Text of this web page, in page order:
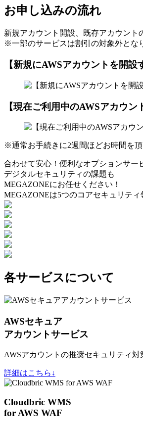
お申し込みの流れ
新規アカウント開設、既存アカウント
※一部のサービスは割引の対象外とな
【新規にAWSアカウントを開設
【現在ご利用中のAWSアカウン
※通常お手続きに2週間ほどお時間を
合わせて安心！便利なオプションサー
デジタルセキュリティの課題も
MEGAZONEにお任せください！
MEGAZONEは5つのコアセキュリテ
各サービスについて
AWSセキュア
アカウントサービス
AWSアカウントの推奨セキュリティ
詳細はこちら↓
Cloudbric WMS
for AWS WAF